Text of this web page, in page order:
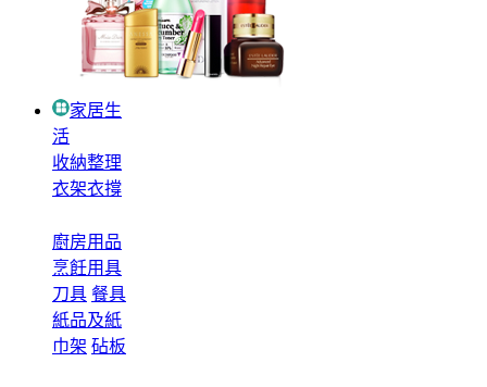
家居生
活
收納整理
衣架衣撐
廚房用品
烹飪用具
刀具 餐具
紙品及紙
巾架 砧板